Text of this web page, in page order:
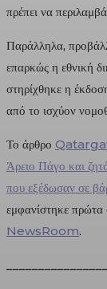
πρέπει να
Παράλληλα,
επαρκώς η εθνική
στηρίχθηκε η
από το ισχύον
Το άρθρο
Άρειο Πάγο και
που εξέδωσαν σε
εμφανίστηκε πρώτα
NewsRoom.